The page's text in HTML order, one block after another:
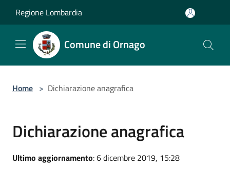
Regione Lombardia
Comune di Ornago
Home > Dichiarazione anagrafica
Dichiarazione anagrafica
Ultimo aggiornamento: 6 dicembre 2019, 15:28